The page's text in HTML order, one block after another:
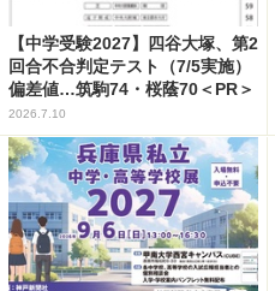
【中学受験2027】四谷大塚、第2
回合不合判定テスト（7/5実施）
偏差値…筑駒74・桜蔭70＜PR＞
2026.7.10